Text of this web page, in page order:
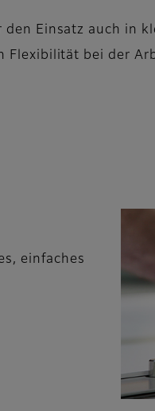
Einsatz auch in
Flexibilität bei der
einfaches